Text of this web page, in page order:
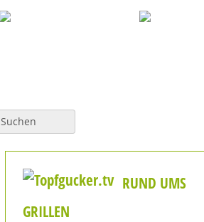
Suchen
RUND UMS
GRILLEN